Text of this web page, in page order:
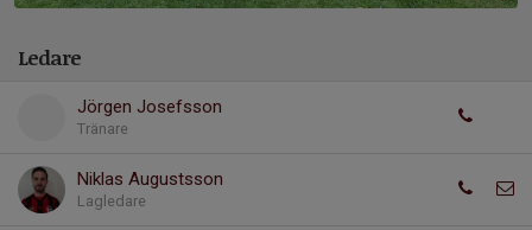
Ledare
Jörgen Josefsson
Tränare
Niklas Augustsson
Lagledare